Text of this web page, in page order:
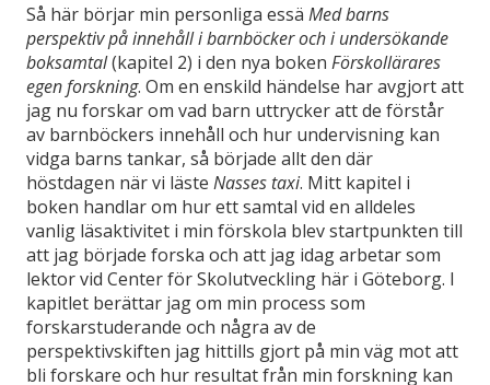
Så här börjar min personliga essä Med barns
perspektiv på innehåll i barnböcker och i undersökande
boksamtal(kapitel 2) i den nya boken Förskollärares
egen forskning. Om en enskild händelse har avgjort att
jag nu forskar om vad barn uttrycker att de förstår
av barnböckers innehåll och hur undervisning kan
vidga barns tankar, så började allt den där
höstdagen när vi läste Nasses taxi. Mitt kapitel i
boken handlar om hur ett samtal vid en alldeles
vanlig läsaktivitet i min förskola blev startpunkten till
att jag började forska och att jag idag arbetar som
lektor vid Center för Skolutveckling här i Göteborg. I
kapitlet berättar jag om min process som
forskarstuderande och några av de
perspektivskiften jag hittills gjort på min väg mot att
bli forskare och hur resultat från min forskning kan